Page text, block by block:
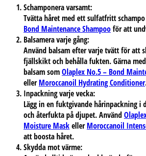
Schamponera varsamt:
Tvätta håret med ett sulfatfritt
Bond Maintenance Shampooför att
Balsamera varje gång:
Använd balsam efter varje tvätt för att
fjällskikt och behålla fukten. Gärna
balsam somOlaplex No.5 – Bond
ellerMoroccanoil Hydrating Conditioner
Inpackning varje vecka:
Lägg in en fuktgivande hårinpackning
och återfukta på djupet. Använd
Moisture MaskellerMoroccanoil
att boosta håret.
Skydda mot värme: